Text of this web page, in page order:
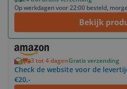
Op werkdagen voor 22:00 besteld,
Bekijk
3 tot 4 dagenGratis verzending
Check de website voor de
€20,-
Bekijk product